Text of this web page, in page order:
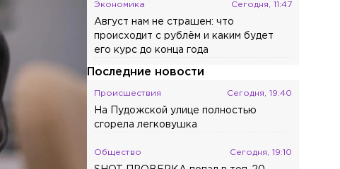
Экономика Сегодня, 11:47
Август нам не страшен: что
происходит с рублём и каким будет
его курс до конца года
Последние новости
Происшествия Сегодня, 19:40
На Пудожской улице полностью
сгорела легковушка
Общество Сегодня, 19:10